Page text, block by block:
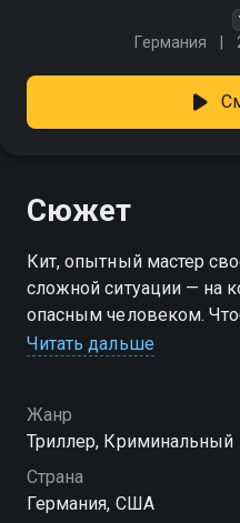
Германия
Сюжет
Кит, опытный мастер
сложной ситуации — на
опасным человеком.
дело, он зовёт
скрываются ловушки,
гарантий на победу.
онлайн в хорошем
Читать дальше
Жанр
Триллер, Криминальный
Страна
Германия, США